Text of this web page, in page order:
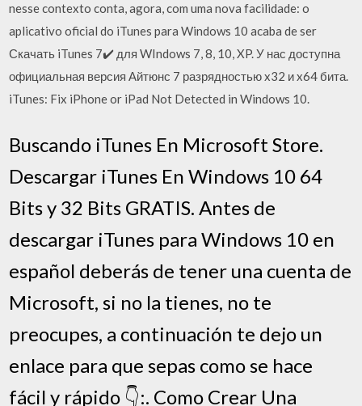
nesse contexto conta, agora, com uma nova facilidade: o
aplicativo oficial do iTunes para Windows 10 acaba de ser
Скачать iTunes 7✔️ для WIndows 7, 8, 10, XP. У нас доступна
официальная версия Айтюнс 7 разрядностью x32 и x64 бита.
iTunes: Fix iPhone or iPad Not Detected in Windows 10.
Buscando iTunes En Microsoft Store.
Descargar iTunes En Windows 10 64
Bits y 32 Bits GRATIS. Antes de
descargar iTunes para Windows 10 en
español deberás de tener una cuenta de
Microsoft, si no la tienes, no te
preocupes, a continuación te dejo un
enlace para que sepas como se hace
fácil y rápido 👇:. Como Crear Una